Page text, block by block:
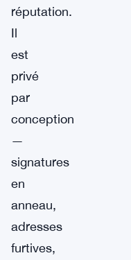
réputation.
Il
est
privé
par
conception
—
signatures
en
anneau,
adresses
furtives,